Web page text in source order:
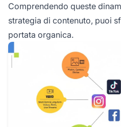
Comprendendo queste
strategia di contenuto, puoi
portata organica.